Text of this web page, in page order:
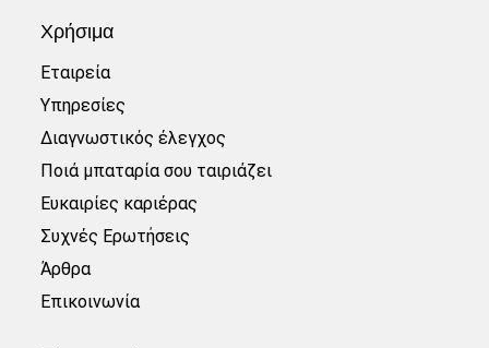
Χρήσιμα
Εταιρεία
Υπηρεσίες
Διαγνωστικός έλεγχος
Ποιά μπαταρία σου ταιριάζει
Ευκαιρίες καριέρας
Συχνές Ερωτήσεις
Άρθρα
Επικοινωνία